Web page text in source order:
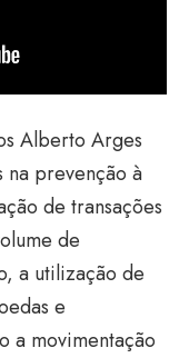
Alberto Arges
na prevenção à
de transações
de
a utilização de
e
a movimentação